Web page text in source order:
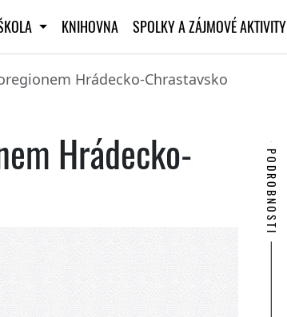
KNIHOVNA SPOLKY A ZÁJMOVÉ AKTIVITY
Hrádecko-Chrastavsko
Hrádecko-
PODROBNOSTI